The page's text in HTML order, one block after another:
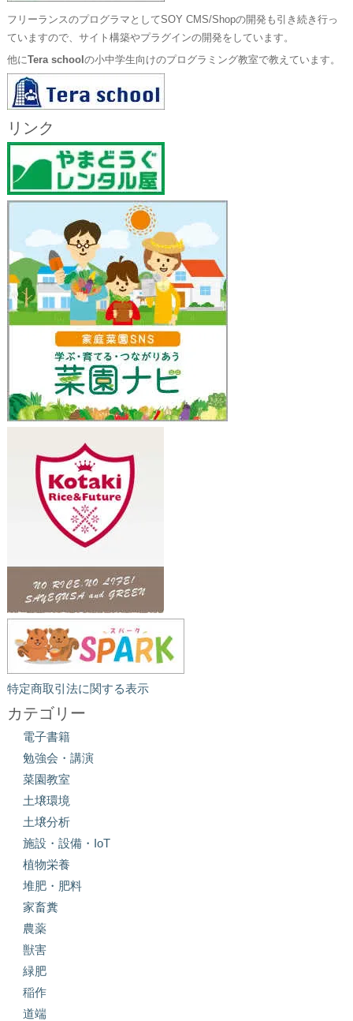
フリーランスのプログラマとしてSOY CMS/Shopの開発も引き続き行っ
ていますので、サイト構築やプラグインの開発をしています。
他にTera school の小中学生向けのプログラミング教室で教えています。
リンク
特定商取引法に関する表示
カテゴリー
電子書籍
勉強会・講演
菜園教室
土壌環境
土壌分析
施設・設備・IoT
植物栄養
堆肥・肥料
家畜糞
農薬
獣害
緑肥
稲作
道端